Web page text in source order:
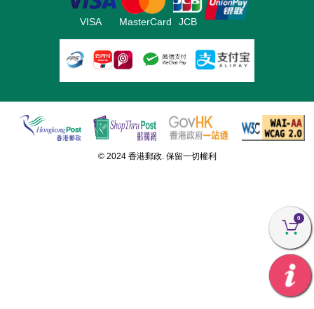
0
VISA MasterCard JCB
© 2024 香港郵政. 保留一切權利